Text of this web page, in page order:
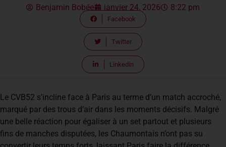
Benjamin Bobée janvier 24, 2026 8:22 pm
Facebook
Twitter
Linkedin
Le CVB52 s’incline face à Paris au terme d’un match accroché,
marqué par des trous d’air dans les moments décisifs. Malgré
une belle réaction pour égaliser à un set partout et plusieurs
fins de manches disputées, les Chaumontais n’ont pas su